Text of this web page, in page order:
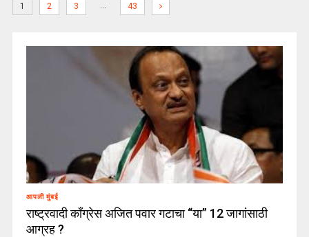
1 2 3 … 43
आपली मुंबई
राष्ट्रवादी काँग्रेस अजित पवार गटाचा “या” 12 जागांसाठी
आग्रह ?